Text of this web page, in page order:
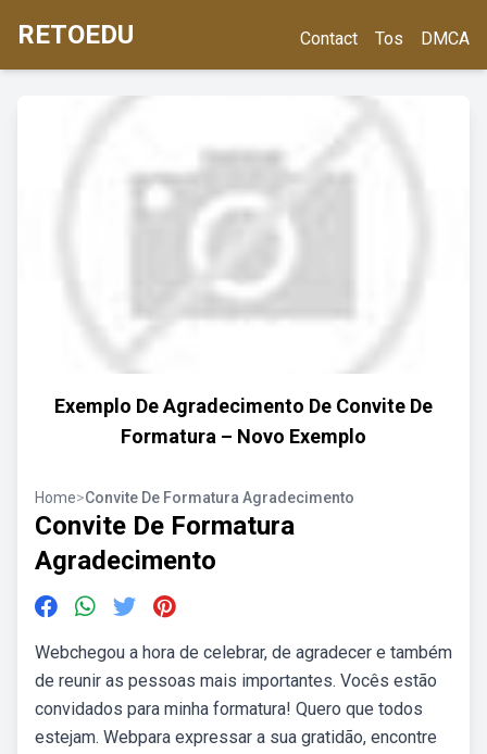
RETOEDU Contact Tos DMCA
Exemplo De Agradecimento De Convite De
Formatura – Novo Exemplo
Home>Convite De Formatura Agradecimento
Convite De Formatura
Agradecimento
Webchegou a hora de celebrar, de agradecer e também
de reunir as pessoas mais importantes. Vocês estão
convidados para minha formatura! Quero que todos
estejam. Webpara expressar a sua gratidão, encontre